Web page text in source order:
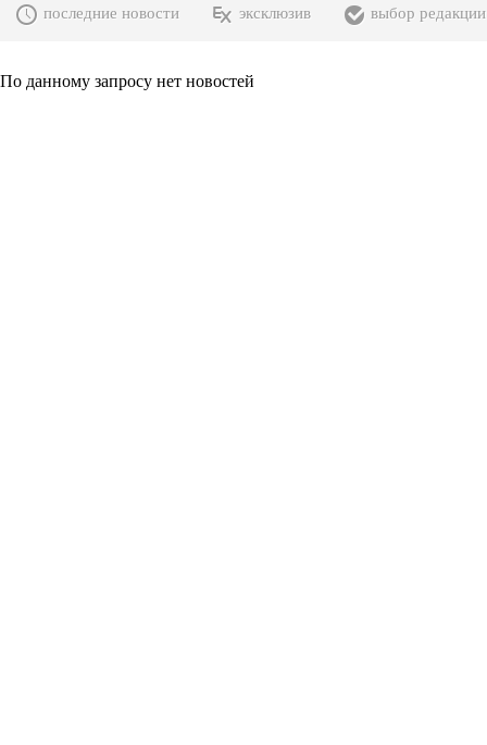
последние новости эксклюзив выбор редакции
По данному запросу нет новостей